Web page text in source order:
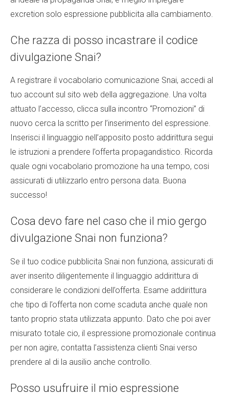
excretion solo espressione pubblicita alla cambiamento.
Che razza di posso incastrare il codice
divulgazione Snai?
A registrare il vocabolario comunicazione Snai, accedi al
tuo account sul sito web della aggregazione. Una volta
attuato l’accesso, clicca sulla incontro “Promozioni” di
nuovo cerca la scritto per l’inserimento del espressione.
Inserisci il linguaggio nell’apposito posto addirittura segui
le istruzioni a prendere l’offerta propagandistico. Ricorda
quale ogni vocabolario promozione ha una tempo, cosi
assicurati di utilizzarlo entro persona data. Buona
successo!
Cosa devo fare nel caso che il mio gergo
divulgazione Snai non funziona?
Se il tuo codice pubblicita Snai non funziona, assicurati di
aver inserito diligentemente il linguaggio addirittura di
considerare le condizioni dell’offerta. Esame addirittura
che tipo di l’offerta non come scaduta anche quale non
tanto proprio stata utilizzata appunto. Dato che poi aver
misurato totale cio, il espressione promozionale continua
per non agire, contatta l’assistenza clienti Snai verso
prendere al di la ausilio anche controllo.
Posso usufruire il mio espressione